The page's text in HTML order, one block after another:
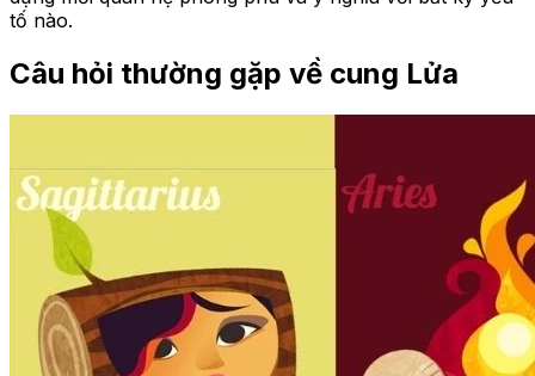
tố nào.
Câu hỏi thường gặp về cung Lửa